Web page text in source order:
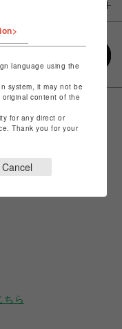
ちら
language using the
system, it may not be
content of the
for any direct or
Thank you for your
Cancel